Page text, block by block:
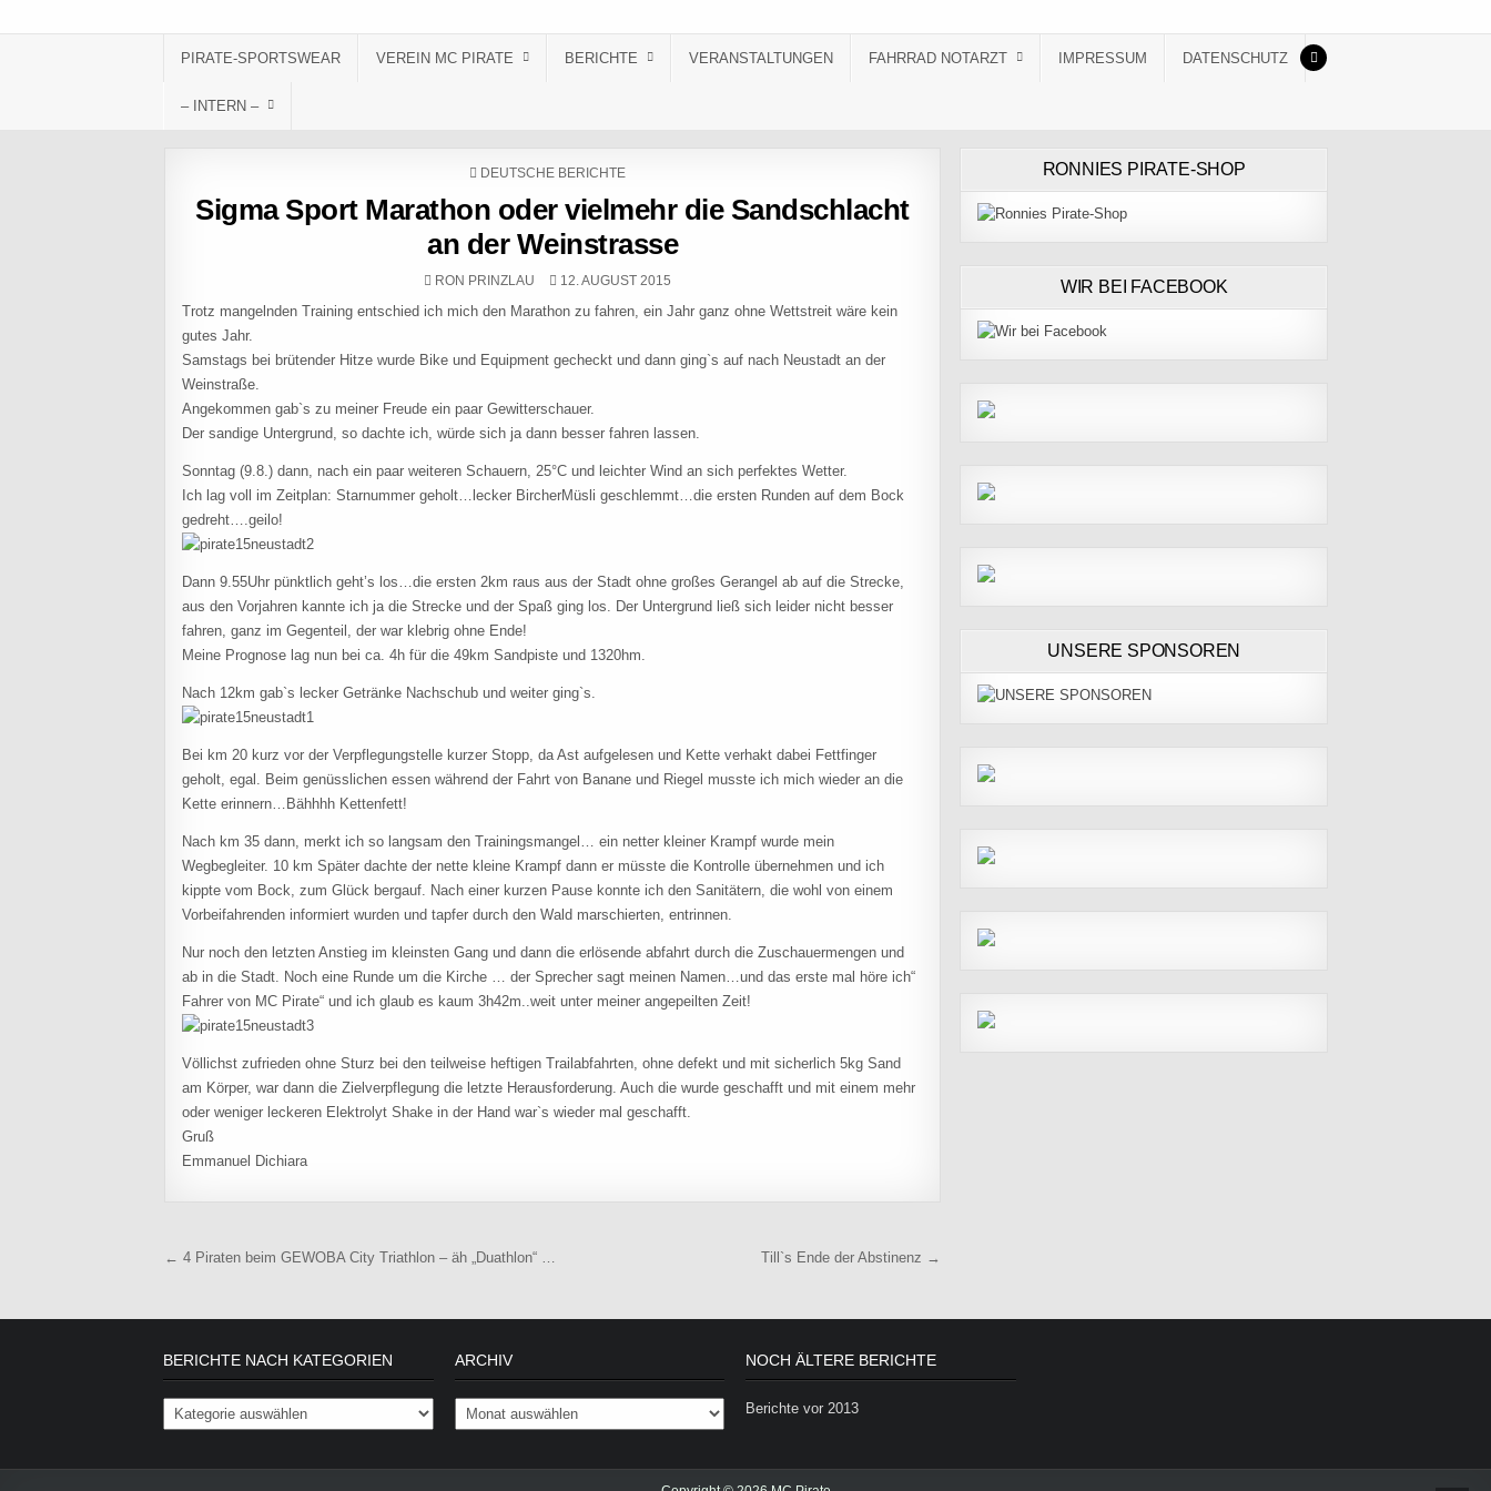
PIRATE-SPORTSWEAR VEREIN MC PIRATE BERICHTE VERANSTALTUNGEN FAHRRAD NOTARZT IMPRESSUM DATENSCHUTZ
– INTERN –
POSTED IN
DEUTSCHE BERICHTE
Sigma Sport Marathon oder vielmehr die Sandschlacht
an der Weinstrasse
AUTHOR:
RON PRINZLAU PUBLISHED DATE:
12. AUGUST 2015
Trotz mangelnden Training entschied ich mich den Marathon zu fahren, ein Jahr ganz ohne Wettstreit wäre kein
gutes Jahr.
Samstags bei brütender Hitze wurde Bike und Equipment gecheckt und dann ging`s auf nach Neustadt an der
Weinstraße.
Angekommen gab`s zu meiner Freude ein paar Gewitterschauer.
Der sandige Untergrund, so dachte ich, würde sich ja dann besser fahren lassen.
Sonntag (9.8.) dann, nach ein paar weiteren Schauern, 25°C und leichter Wind an sich perfektes Wetter.
Ich lag voll im Zeitplan: Starnummer geholt…lecker BircherMüsli geschlemmt…die ersten Runden auf dem Bock
gedreht….geilo!
Dann 9.55Uhr pünktlich geht’s los…die ersten 2km raus aus der Stadt ohne großes Gerangel ab auf die Strecke,
aus den Vorjahren kannte ich ja die Strecke und der Spaß ging los. Der Untergrund ließ sich leider nicht besser
fahren, ganz im Gegenteil, der war klebrig ohne Ende!
Meine Prognose lag nun bei ca. 4h für die 49km Sandpiste und 1320hm.
Nach 12km gab`s lecker Getränke Nachschub und weiter ging`s.
Bei km 20 kurz vor der Verpflegungstelle kurzer Stopp, da Ast aufgelesen und Kette verhakt dabei Fettfinger
geholt, egal. Beim genüsslichen essen während der Fahrt von Banane und Riegel musste ich mich wieder an die
Kette erinnern…Bähhhh Kettenfett!
Nach km 35 dann, merkt ich so langsam den Trainingsmangel… ein netter kleiner Krampf wurde mein
Wegbegleiter. 10 km Später dachte der nette kleine Krampf dann er müsste die Kontrolle übernehmen und ich
kippte vom Bock, zum Glück bergauf. Nach einer kurzen Pause konnte ich den Sanitätern, die wohl von einem
Vorbeifahrenden informiert wurden und tapfer durch den Wald marschierten, entrinnen.
Nur noch den letzten Anstieg im kleinsten Gang und dann die erlösende abfahrt durch die Zuschauermengen und
ab in die Stadt. Noch eine Runde um die Kirche … der Sprecher sagt meinen Namen…und das erste mal höre ich“
Fahrer von MC Pirate“ und ich glaub es kaum 3h42m..weit unter meiner angepeilten Zeit!
Völlichst zufrieden ohne Sturz bei den teilweise heftigen Trailabfahrten, ohne defekt und mit sicherlich 5kg Sand
am Körper, war dann die Zielverpflegung die letzte Herausforderung. Auch die wurde geschafft und mit einem mehr
oder weniger leckeren Elektrolyt Shake in der Hand war`s wieder mal geschafft.
Gruß
Emmanuel Dichiara
Beitragsnavigation
← 4 Piraten beim GEWOBA City Triathlon – äh „Duathlon“ … Till`s Ende der Abstinenz →
RONNIES PIRATE-SHOP
WIR BEI FACEBOOK
UNSERE SPONSOREN
BERICHTE NACH KATEGORIEN
Berichte nach Kategorien
ARCHIV
Archiv
NOCH ÄLTERE BERICHTE
Berichte vor 2013